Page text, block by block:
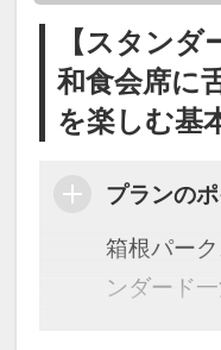
ます。
※仕入れ
場合がご
す。
【スタン
和食会席に
を楽しむ基
プランの
箱根パー
ンダード